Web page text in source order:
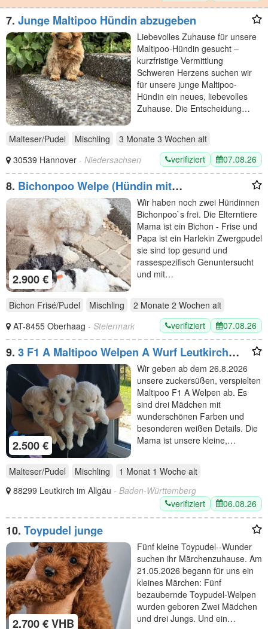
7. Junge Maltipoo Hündin abzugeben
Liebevolles Zuhause für unsere
Maltipoo-Hündin gesucht –
kurzfristige Vermittlung
Schweren Herzens suchen wir
für unsere junge Maltipoo-
Hündin ein neues, liebevolles
Zuhause. Die Entscheidung…
Malteser/Pudel Mischling 3 Monate 3 Wochen alt
30539 Hannover - Niedersachsen verifiziert 07.08.26
8. Bichonpoo Welpe (Hündin mit
Abstammungsnachweis
2.900 €
Wir haben noch zwei Hündinnen
Bichonpoo`s frei. Die Elterntiere
Mama ist ein Bichon - Frise und
Papa ist ein Harlekin Zwergpudel
sie sind top gesund und
rassespezifisch Genuntersucht
und mit…
Bichon Frisé/Pudel Mischling 2 Monate 2 Wochen alt
AT-8455 Oberhaag - Steiermark verifiziert 07.08.26
9. 3 F1 A Maltipoo Welpen A Wurf Leutkirch
Memmingen
2.500 €
Wir geben ab dem 26.8.2026
unsere zuckersüßen, verspielten
Maltipoo F1 A Welpen ab. Es
sind drei Mädchen mit
wunderschönen Farben und
besonderen weißen Details. Die
Mama ist unsere kleine,…
Malteser/Pudel Mischling 1 Monat 1 Woche alt
88299 Leutkirch im Allgäu - Baden-Württemberg
verifiziert
06.08.26
10. Toypudel junge
2.700 € VHB
Fünf kleine Toypudel--Wunder
suchen ihr Märchenzuhause. Am
21.05.2026 begann für uns ein
kleines Märchen: Fünf
bezaubernde Toypudel-Welpen
wurden geboren Zwei Mädchen
und drei Jungs. Und ein…